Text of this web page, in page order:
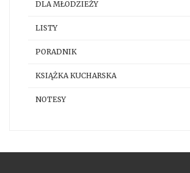
DLA MŁODZIEŻY
LISTY
PORADNIK
KSIĄŻKA KUCHARSKA
NOTESY